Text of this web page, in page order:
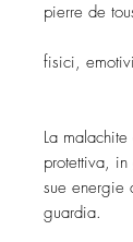
pierre de
fisici,
La
protettiva,
sue energie
guardia.